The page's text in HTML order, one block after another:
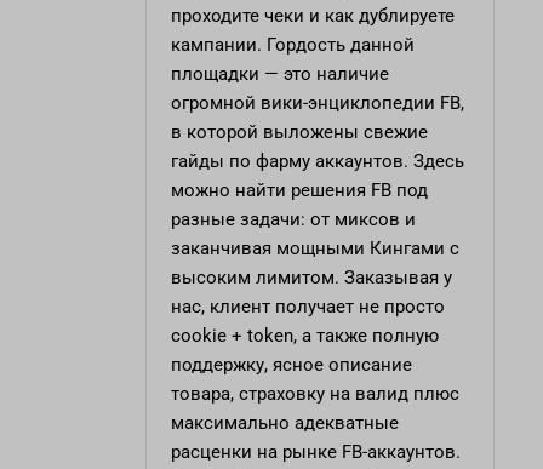
проходите чеки и как дублируете
кампании. Гордость данной
площадки — это наличие
огромной вики-энциклопедии FB,
в которой выложены свежие
гайды по фарму аккаунтов. Здесь
можно найти решения FB под
разные задачи: от миксов и
заканчивая мощными Кингами с
высоким лимитом. Заказывая у
нас, клиент получает не просто
cookie + token, а также полную
поддержку, ясное описание
товара, страховку на валид плюс
максимально адекватные
расценки на рынке FB-аккаунтов.